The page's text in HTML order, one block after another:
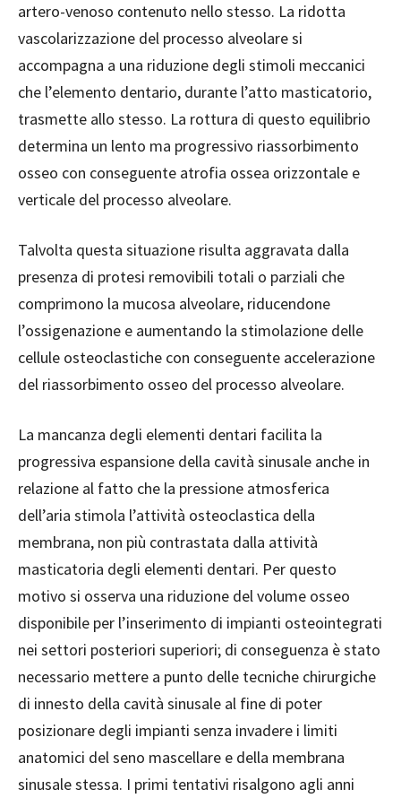
artero-venoso contenuto nello stesso. La ridotta
vascolarizzazione del processo alveolare si
accompagna a una riduzione degli stimoli meccanici
che l’elemento dentario, durante l’atto masticatorio,
trasmette allo stesso. La rottura di questo equilibrio
determina un lento ma progressivo riassorbimento
osseo con conseguente atrofia ossea orizzontale e
verticale del processo alveolare.
Talvolta questa situazione risulta aggravata dalla
presenza di protesi removibili totali o parziali che
comprimono la mucosa alveolare, riducendone
l’ossigenazione e aumentando la stimolazione delle
cellule osteoclastiche con conseguente accelerazione
del riassorbimento osseo del processo alveolare.
La mancanza degli elementi dentari facilita la
progressiva espansione della cavità sinusale anche in
relazione al fatto che la pressione atmosferica
dell’aria stimola l’attività osteoclastica della
membrana, non più contrastata dalla attività
masticatoria degli elementi dentari. Per questo
motivo si osserva una riduzione del volume osseo
disponibile per l’inserimento di impianti osteointegrati
nei settori posteriori superiori; di conseguenza è stato
necessario mettere a punto delle tecniche chirurgiche
di innesto della cavità sinusale al fine di poter
posizionare degli impianti senza invadere i limiti
anatomici del seno mascellare e della membrana
sinusale stessa. I primi tentativi risalgono agli anni